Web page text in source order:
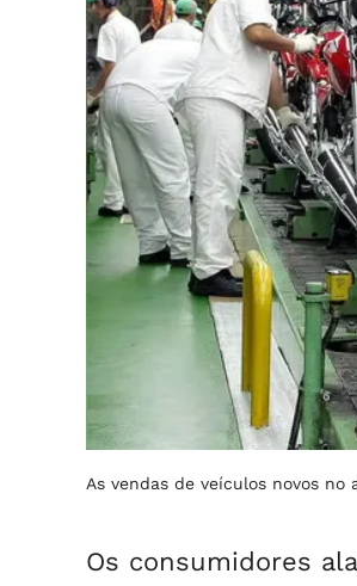
As vendas de veículos novos
Os consumidores